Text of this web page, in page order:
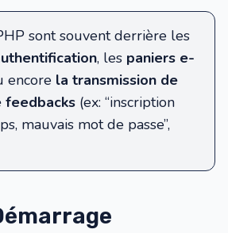
sont souvent derrière les
, les paniers e-
encore la transmission de
feedbacks (ex: “inscription
mauvais mot de passe”,